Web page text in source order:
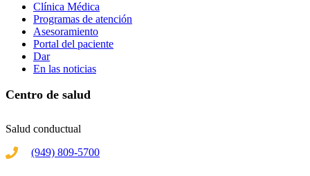
Clínica Médica
Programas de atención
Asesoramiento
Portal del paciente
Dar
En las noticias
Centro de salud
Salud conductual
(949) 809-5700